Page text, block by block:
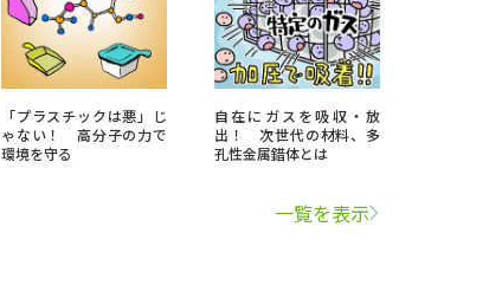
「プラスチックは悪」じ
ゃない！ 高分子の力で
環境を守る
自在にガスを吸収・放
出！ 次世代の材料、多
孔性金属錯体とは
一覧を表示